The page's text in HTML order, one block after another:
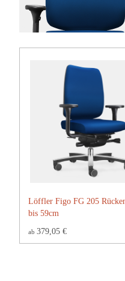
Löffler Figo FG 205
bis 59cm
ab 379,05 €